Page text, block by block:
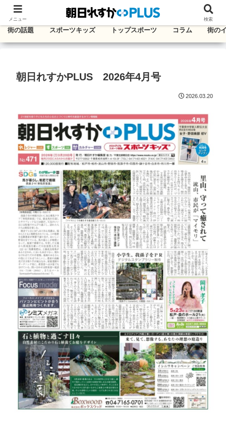
千葉・東葛エリアのタウン情報紙
街の話題 スポーツキッズ トップスポーツ コラム 街の
朝日れすかPLUS 2026年4月号
2026.03.20
メニュー 検索